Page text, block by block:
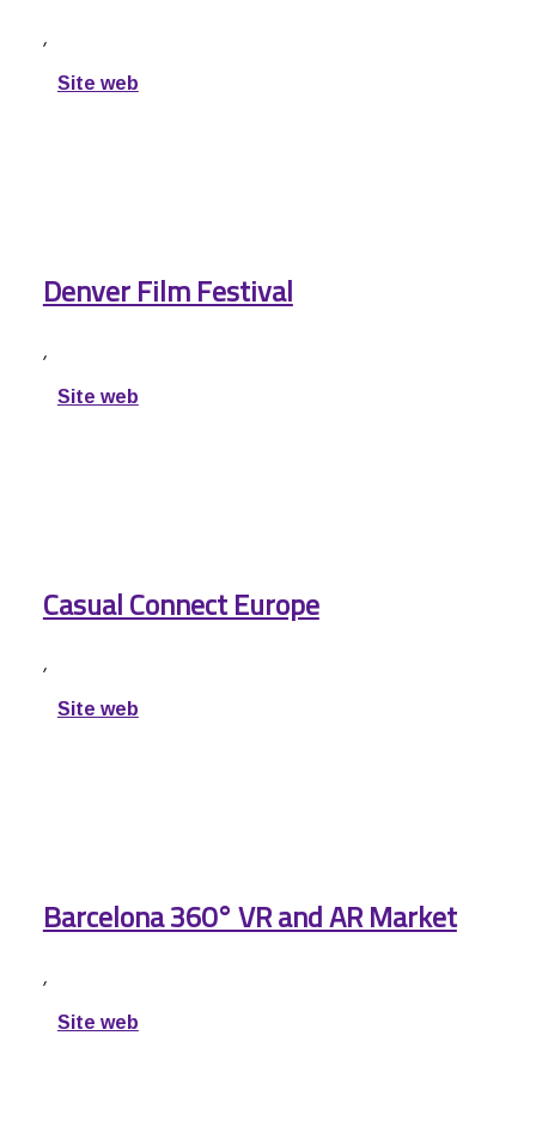
,
Site web
Denver Film Festival
,
Site web
Casual Connect Europe
,
Site web
Barcelona 360° VR and AR Market
,
Site web